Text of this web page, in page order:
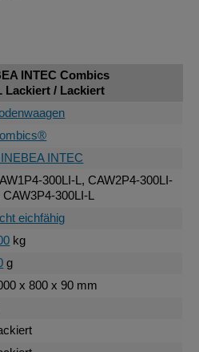
INTEC Combics
Lackiert / Lackiert
INTEC
300LI-L, CAW2P4-300LI-
CAW3P4-300LI-L
eichfähig
kg
g
x 800 x 90 mm